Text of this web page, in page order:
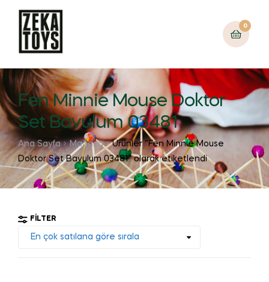
0
Fen Minnie Mouse Doktor
Set Bavulum 03481
Ana Sayfa Mağaza
Ürünler “Fen Minnie Mouse
Doktor Set Bavulum 03481” olarak etiketlendi
FILTER